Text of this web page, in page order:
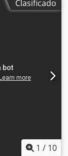
Clasificado
1 / 10